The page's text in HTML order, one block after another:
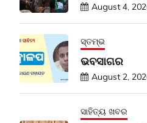
August 4,
ସ୍ତମ୍ଭ
ଭବସାଗର
August 2,
ସାହିତ୍ୟ ଖବର